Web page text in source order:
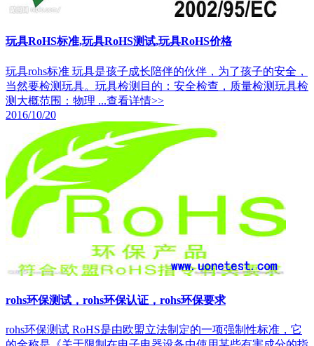
玩具RoHS标准,玩具RoHS测试,玩具RoHS价格
玩具rohs标准 玩具是孩子成长陪伴的伙伴，为了孩子的安全，
当然要检测玩具。玩具检测目的：安全检查，质量检测玩具检
测大概范围：物理 ...查看详情>>
2016/10/20
rohs环保测试，rohs环保认证，rohs环保要求
rohs环保测试 RoHS是由欧盟立法制定的一项强制性标准，它